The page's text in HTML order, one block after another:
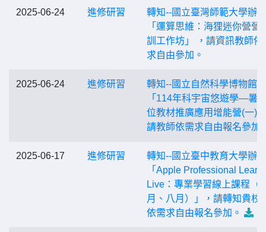
2025-06-24 進修研習
轉知--國立臺灣師範大學辦理
「運算思維：海狸迷你營營
訓工作坊」 ，請資訊教師依
求自由參加。
2025-06-24 進修研習
轉知--國立自然科學博物館
「114年科宇宙悠遊學—暑
位教材推廣應用增能營(一)
請教師依需求自由報名參加
2025-06-17 進修研習
轉知--國立臺中教育大學辦理
「Apple Professional
Live：專業學習線上課程（
月、八月）」，請轉知貴校
依需求自由報名參加。